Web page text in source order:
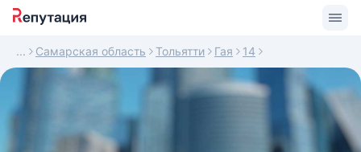
Самарская область Тольятти Гая 14